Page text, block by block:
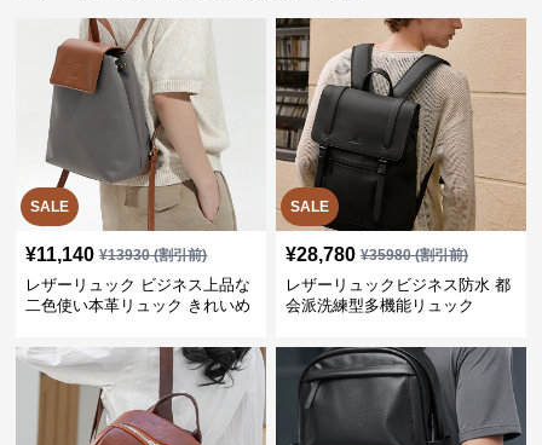
SALE
¥11,140 ¥13930(割引前)
レザーリュック ビジネス上品な
二色使い本革リュック きれいめ
SALE
¥28,780 ¥35980(割引前)
レザーリュックビジネス防水 都
会派洗練型多機能リュック